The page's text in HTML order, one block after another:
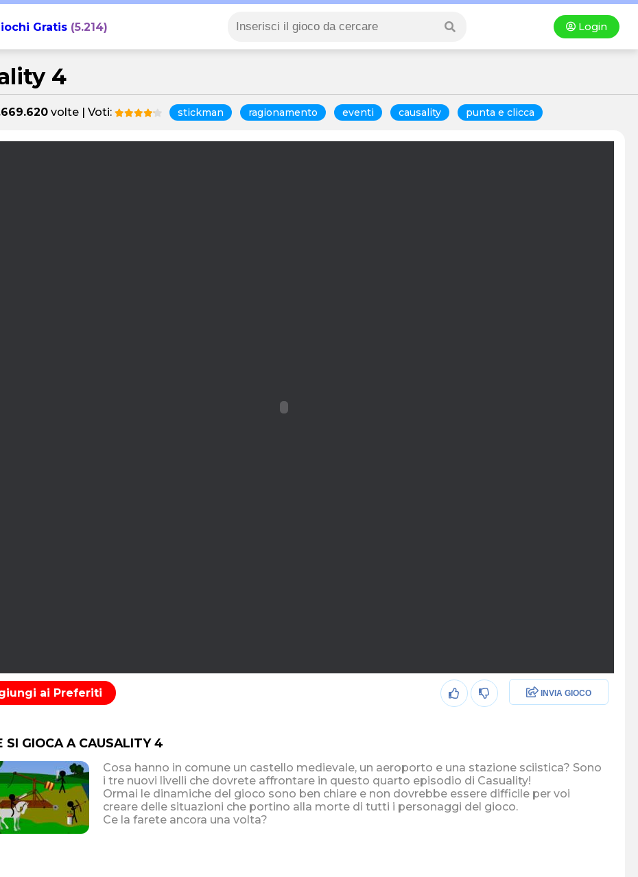
Gratis(5.214) Login
4
volte | Voti: stickman ragionamento eventi causality punta e clicca
ai Preferiti INVIA GIOCO
SI GIOCA A CAUSALITY 4
Cosa hanno in comune un castello medievale, un aeroporto e una stazione sciistica? Sono
i tre nuovi livelli che dovrete affrontare in questo quarto episodio di Casuality!
Ormai le dinamiche del gioco sono ben chiare e non dovrebbe essere difficile per voi
creare delle situazioni che portino alla morte di tutti i personaggi del gioco.
Ce la farete ancora una volta?